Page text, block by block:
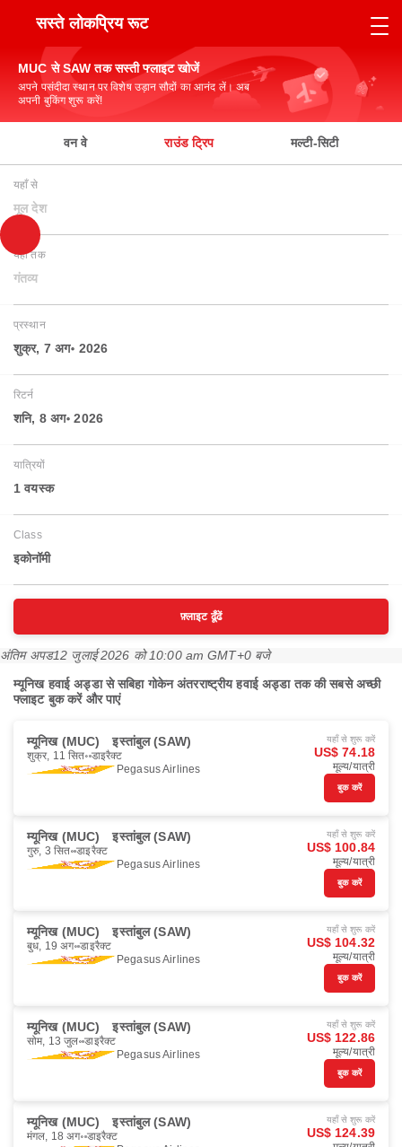
सस्ते लोकप्रिय रूट
MUC से SAW तक सस्ती फ्लाइट खोजें
अपने पसंदीदा स्थान पर विशेष उड़ान सौदों का आनंद लें। अब
अपनी बुकिंग शुरू करें!
वन वे राउंड ट्रिप मल्टी-सिटी
यहाँ से
मूल देश
यहाँ तक
गंतव्य
प्रस्थान
शुक्र, 7 अग॰ 2026
रिटर्न
शनि, 8 अग॰ 2026
यात्रियों
1 वयस्‍क
Class
इकोनॉमी
फ़्लाइट ढूँढें
अंतिम अपड12 जुलाई 2026 को 10:00 am GMT+0 बजे
म्यूनिख हवाई अड्डा से सबिहा गोकेन अंतरराष्ट्रीय हवाई अड्डा तक की सबसे अच्छी
फ्लाइट बुक करें और पाएं
म्यूनिख (MUC) इस्तांबुल (SAW)
शुक्र, 11 सित॰ डाइरैक्ट
Pegasus Airlines
यहाँ से शुरू करें
US$ 74.18
मूल्य/यात्री
बुक करें
म्यूनिख (MUC) इस्तांबुल (SAW)
गुरु, 3 सित॰ डाइरैक्ट
Pegasus Airlines
यहाँ से शुरू करें
US$ 100.84
मूल्य/यात्री
बुक करें
म्यूनिख (MUC) इस्तांबुल (SAW)
बुध, 19 अग॰ डाइरैक्ट
Pegasus Airlines
यहाँ से शुरू करें
US$ 104.32
मूल्य/यात्री
बुक करें
म्यूनिख (MUC) इस्तांबुल (SAW)
सोम, 13 जुल॰ डाइरैक्ट
Pegasus Airlines
यहाँ से शुरू करें
US$ 122.86
मूल्य/यात्री
बुक करें
म्यूनिख (MUC) इस्तांबुल (SAW)
मंगल, 18 अग॰ डाइरैक्ट
यहाँ से शुरू करें
US$ 124.39